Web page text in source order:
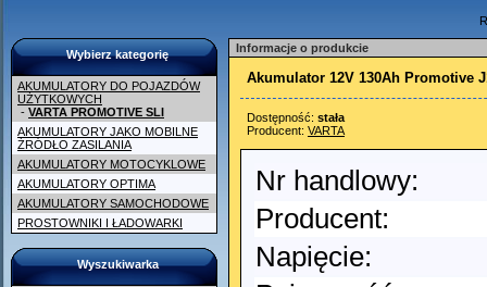
Wybierz kategorię
AKUMULATORY DO POJAZDÓW
UŻYTKOWYCH
- VARTA PROMOTIVE SLI
AKUMULATORY JAKO MOBILNE
ŹRÓDŁO ZASILANIA
AKUMULATORY MOTOCYKLOWE
AKUMULATORY OPTIMA
AKUMULATORY SAMOCHODOWE
PROSTOWNIKI I ŁADOWARKI
Wyszukiwarka
Informacje o produkcie
Akumulator 12V 130Ah Promotive
Dostępność: stała
Producent: VARTA
Nr handlowy:
Producent:
Napięcie: